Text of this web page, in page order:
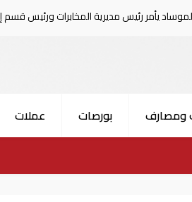
المخابرات ورئيس قسم إيران بالاستقالة
ومصارف بورصات عملات